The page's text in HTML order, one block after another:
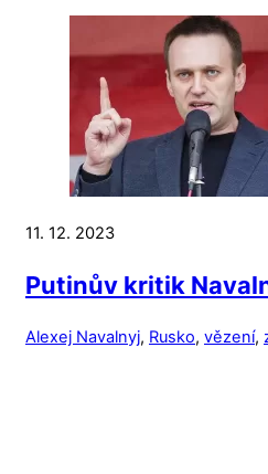
11. 12. 2023
Putinův kritik
Alexej Navalnyj, Rusko, vězení,